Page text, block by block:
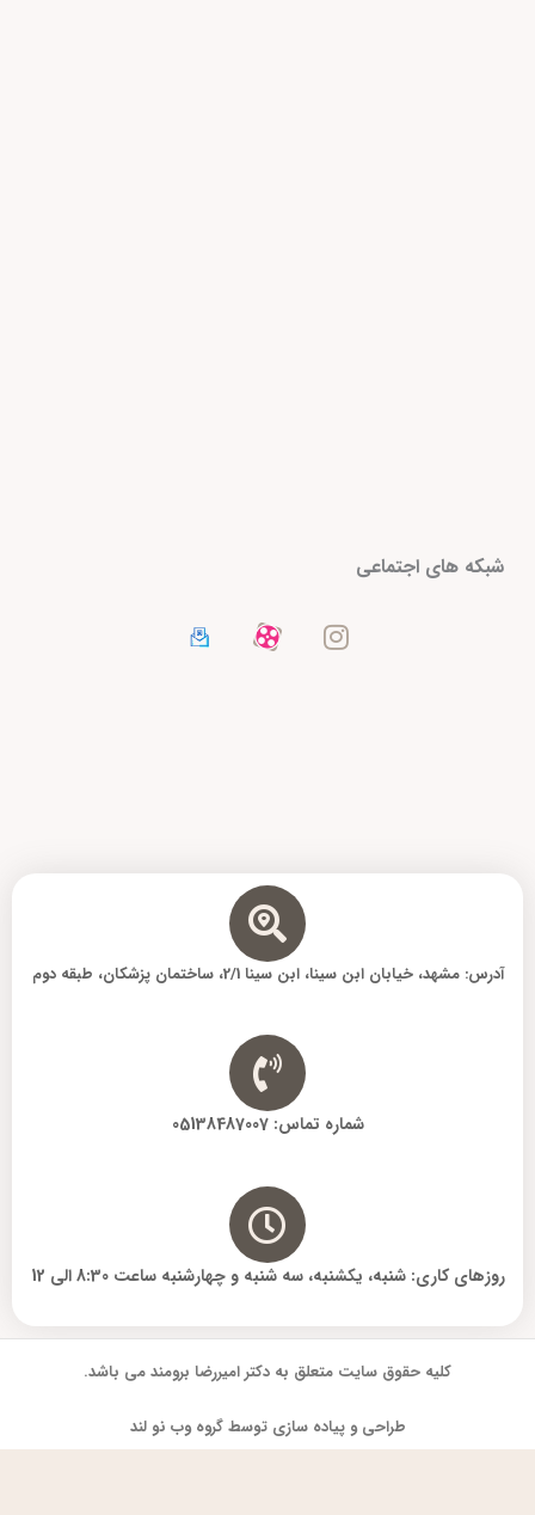
شبکه های اجتماعی
s
t
آدرس: مشهد، خیابان ابن سینا، ابن سینا 2/1، ساختمان پزشکان، طبقه دوم
شماره تماس: 05138487007
روزهای کاری: شنبه، یکشنبه، سه شنبه و چهارشنبه ساعت 8:30 الی 12
کلیه حقوق سایت متعلق به دکتر امیررضا برومند می باشد.
طراحی و پیاده سازی توسط گروه وب نو لند